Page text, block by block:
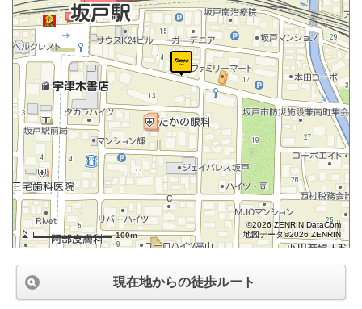
100m
©2026 ZENRIN DataCom
地図データ©2026 ZENRIN
現在地からの徒歩ルート